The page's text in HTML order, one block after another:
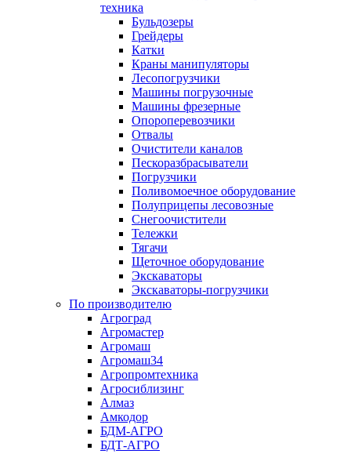
техника
Бульдозеры
Грейдеры
Катки
Краны манипуляторы
Лесопогрузчики
Машины погрузочные
Машины фрезерные
Опороперевозчики
Отвалы
Очистители каналов
Пескоразбрасыватели
Погрузчики
Поливомоечное оборудование
Полуприцепы лесовозные
Снегоочистители
Тележки
Тягачи
Щеточное оборудование
Экскаваторы
Экскаваторы-погрузчики
По производителю
Агроград
Агромастер
Агромаш
Агромаш34
Агропромтехника
Агросиблизинг
Алмаз
Амкодор
БДМ-АГРО
БДТ-АГРО